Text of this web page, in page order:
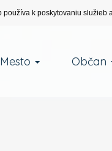
používa k poskytovaniu služieb
Mesto Občan